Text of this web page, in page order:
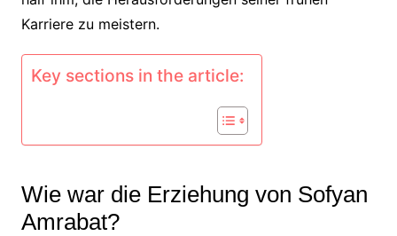
Karriere zu meistern.
Key sections in the article:
Wie war die Erziehung von Sofyan
Amrabat?